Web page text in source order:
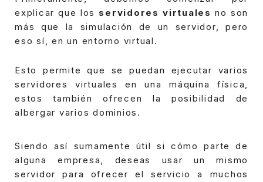
explicar que los servidores virtuales no son
más que la simulación de un servidor, pero
eso sí, en un entorno virtual.
Esto permite que se puedan ejecutar varios
servidores virtuales en una máquina física,
estos también ofrecen la posibilidad de
albergar varios dominios.
Siendo así sumamente útil si cómo parte de
alguna empresa, deseas usar un mismo
servidor para ofrecer el servicio a muchos